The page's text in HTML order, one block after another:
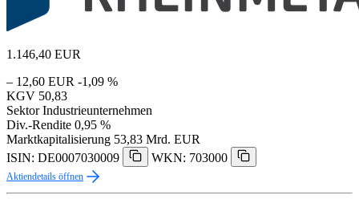
1.146,40 EUR
– 12,60 EUR -1,09 %
KGV 50,83
Sektor Industrieunternehmen
Div.-Rendite 0,95 %
Marktkapitalisierung 53,83 Mrd. EUR
ISIN: DE0007030009
WKN: 703000
Aktiendetails öffnen